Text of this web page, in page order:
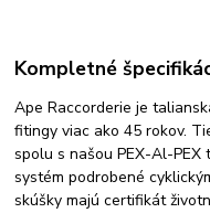
Kompletné
Ape Raccorderie je
fitingy viac ako 45 rokov.
spolu s našou PEX-Al-
systém podrobené
skúšky majú certifikát